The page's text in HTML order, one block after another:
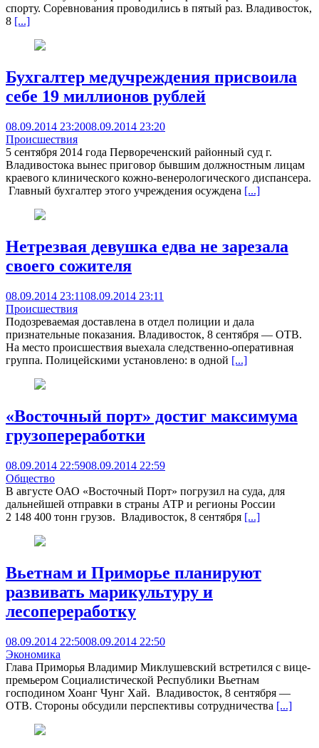
спорту. Соревнования проводились в пятый раз. Владивосток,
8 [...]
Бухгалтер медучреждения присвоила
себе 19 миллионов рублей
08.09.2014 23:2008.09.2014 23:20
Происшествия
5 сентября 2014 года Первореченский районный суд г.
Владивостока вынес приговор бывшим должностным лицам
краевого клинического кожно-венерологического диспансера.
Главный бухгалтер этого учреждения осуждена [...]
Нетрезвая девушка едва не зарезала
своего сожителя
08.09.2014 23:1108.09.2014 23:11
Происшествия
Подозреваемая доставлена в отдел полиции и дала
признательные показания. Владивосток, 8 сентября — ОТВ.
На место происшествия выехала следственно-оперативная
группа. Полицейскими установлено: в одной [...]
«Восточный порт» достиг максимума
грузопереработки
08.09.2014 22:5908.09.2014 22:59
Общество
В августе ОАО «Восточный Порт» погрузил на суда, для
дальнейшей отправки в страны АТР и регионы России
2 148 400 тонн грузов. Владивосток, 8 сентября [...]
Вьетнам и Приморье планируют
развивать марикультуру и
лесопереработку
08.09.2014 22:5008.09.2014 22:50
Экономика
Глава Приморья Владимир Миклушевский встретился с вице-
премьером Социалистической Республики Вьетнам
господином Хоанг Чунг Хай. Владивосток, 8 сентября —
ОТВ. Стороны обсудили перспективы сотрудничества [...]